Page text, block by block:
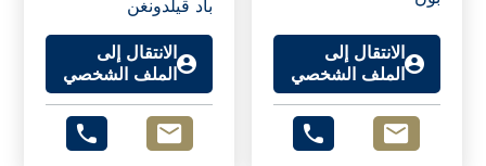
باد ڤيلدونغن
الانتقال إلى
الملف الشخصي
الانتقال إلى
الملف الشخصي